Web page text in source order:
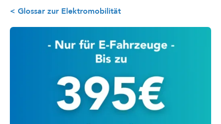
< Glossar zur Elektromobilität